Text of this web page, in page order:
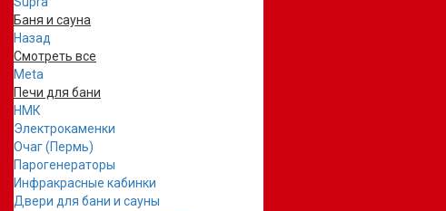
Баня и сауна
Назад
Смотреть все
Meta
Печи для бани
НМК
Электрокаменки
Очаг (Пермь)
Парогенераторы
Инфракрасные кабинки
Двери для бани и сауны